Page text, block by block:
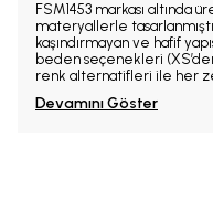
FSM1453 markası altında
materyallerle
kaşındırmayan ve hafif
beden seçenekleri
renk alternatifleri ile her
Devamını Göster